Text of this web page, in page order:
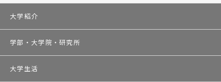
大学紹介
学部・大学院・研究所
大学生活